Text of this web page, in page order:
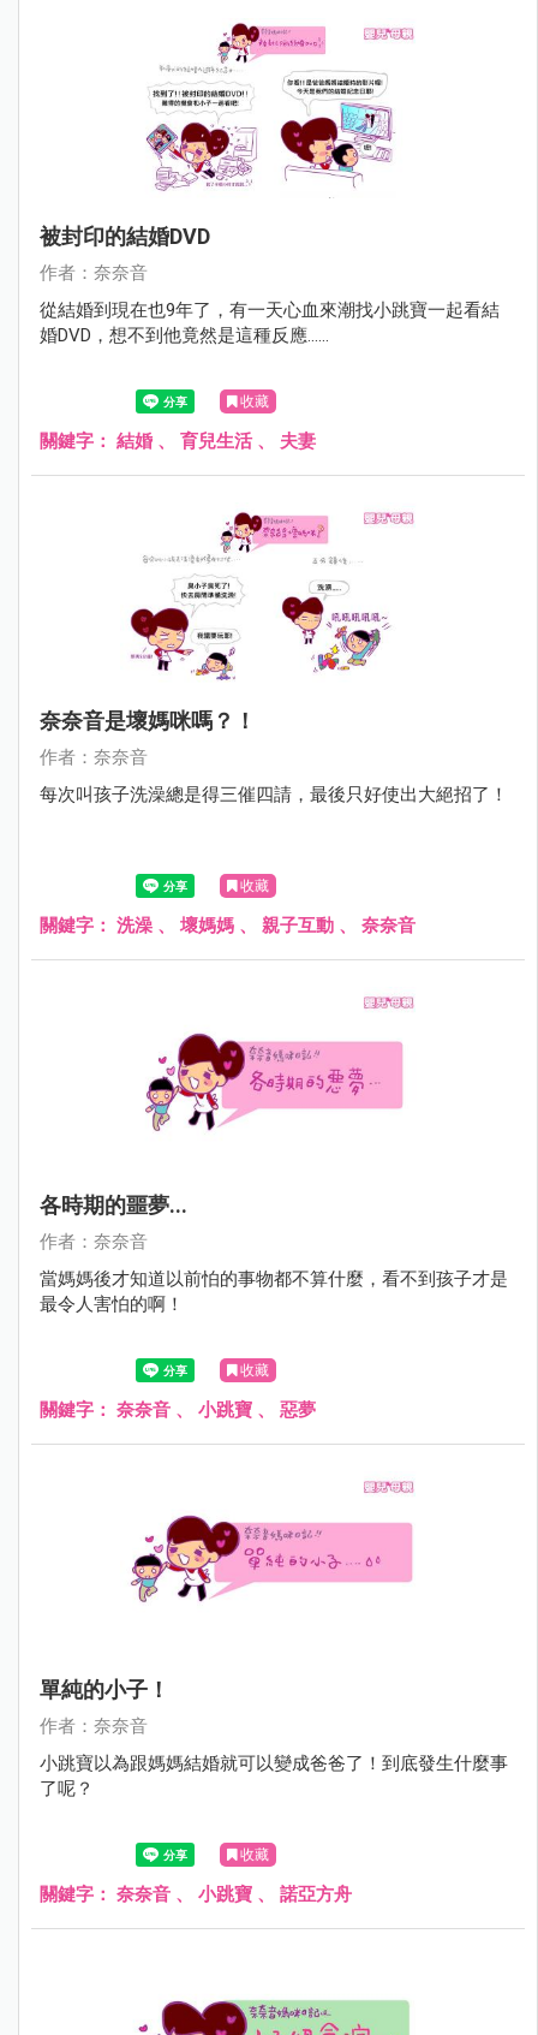
被封印的結婚DVD
作者：奈奈音
從結婚到現在也9年了，有一天心血來潮找小跳寶一起看結
婚DVD，想不到他竟然是這種反應......
收藏
關鍵字： 結婚 、 育兒生活、 夫妻
奈奈音是壞媽咪嗎？！
作者：奈奈音
每次叫孩子洗澡總是得三催四請，最後只好使出大絕招了！
收藏
關鍵字： 洗澡 、 壞媽媽 、 親子互動 、 奈奈音
各時期的噩夢...
作者：奈奈音
當媽媽後才知道以前怕的事物都不算什麼，看不到孩子才是
最令人害怕的啊！
收藏
關鍵字： 奈奈音 、 小跳寶 、 惡夢
單純的小子！
作者：奈奈音
小跳寶以為跟媽媽結婚就可以變成爸爸了！到底發生什麼事
了呢？
收藏
關鍵字： 奈奈音 、 小跳寶 、 諾亞方舟